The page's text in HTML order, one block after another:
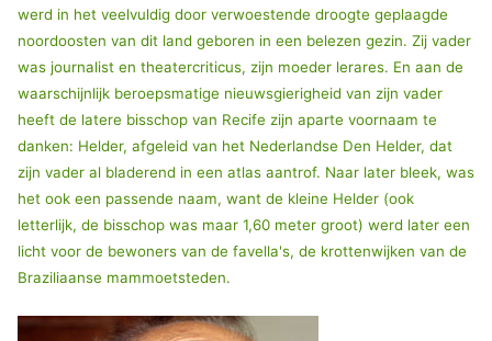
werd in het veelvuldig door verwoestende droogte geplaagde
noordoosten van dit land geboren in een belezen gezin. Zij vader
was journalist en theatercriticus, zijn moeder lerares. En aan de
waarschijnlijk beroepsmatige nieuwsgierigheid van zijn vader
heeft de latere bisschop van Recife zijn aparte voornaam te
danken: Helder, afgeleid van het Nederlandse Den Helder, dat
zijn vader al bladerend in een atlas aantrof. Naar later bleek, was
het ook een passende naam, want de kleine Helder (ook
letterlijk, de bisschop was maar 1,60 meter groot) werd later een
licht voor de bewoners van de favella's, de krottenwijken van de
Braziliaanse mammoetsteden.